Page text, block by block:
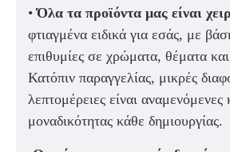
•Όλα τα προϊόντα μας είναι
φτιαγμένα ειδικά για εσάς, με
επιθυμίες σε χρώματα, θέματα και
Κατόπιν παραγγελίας, μικρές
λεπτομέρειες είναι αναμενόμενες
μοναδικότητας κάθε δημιουργίας.